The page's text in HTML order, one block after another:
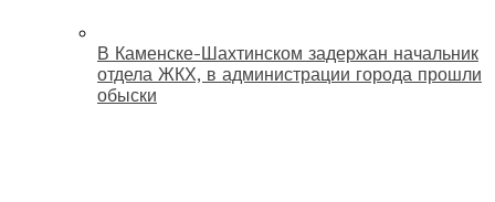
В Каменске-Шахтинском задержан начальник
отдела ЖКХ, в администрации города прошли
обыски